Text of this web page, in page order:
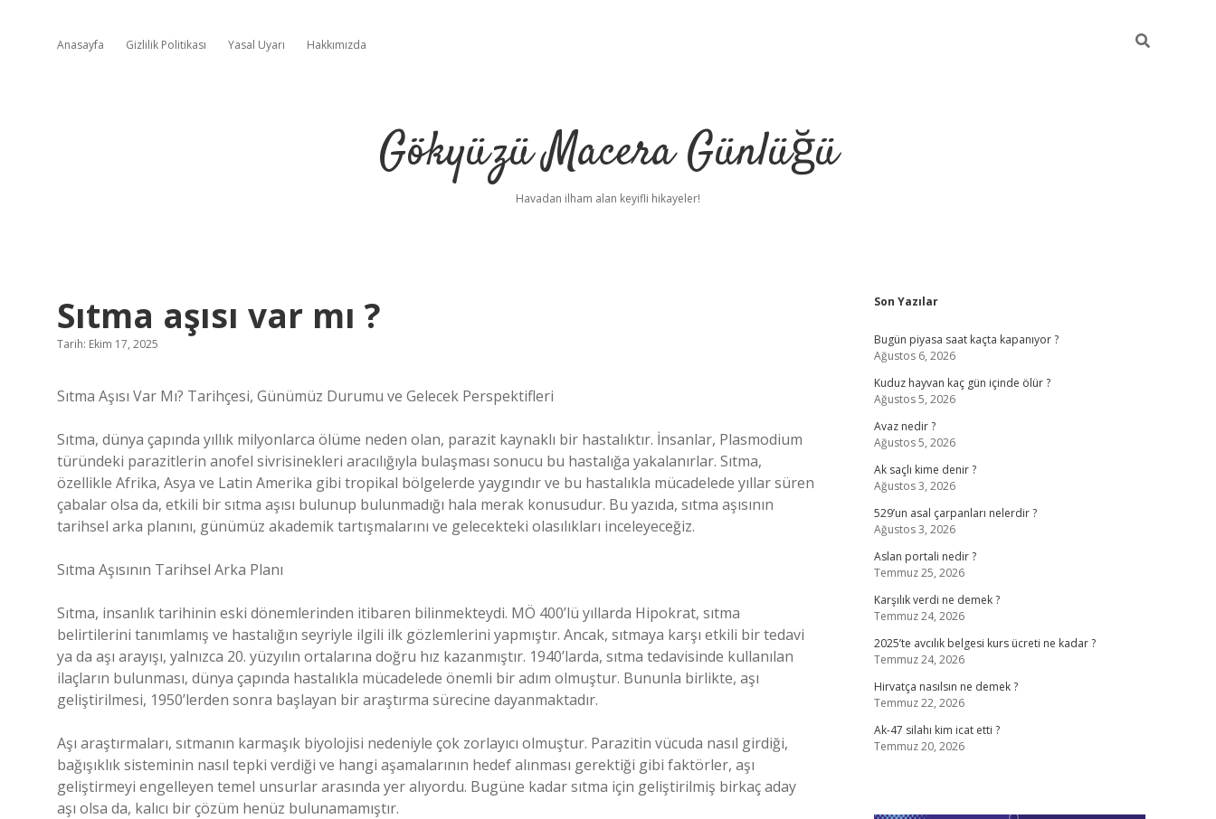
Anasayfa Gizlilik Politikası Yasal Uyarı Hakkımızda
Gökyüzü Macera Günlüğü
Havadan ilham alan keyifli hikayeler!
Sıtma aşısı var mı ?
Tarih: Ekim 17, 2025
Sıtma Aşısı Var Mı? Tarihçesi, Günümüz Durumu ve Gelecek Perspektifleri
Sıtma, dünya çapında yıllık milyonlarca ölüme neden olan, parazit kaynaklı bir hastalıktır. İnsanlar, Plasmodium
türündeki parazitlerin anofel sivrisinekleri aracılığıyla bulaşması sonucu bu hastalığa yakalanırlar. Sıtma,
özellikle Afrika, Asya ve Latin Amerika gibi tropikal bölgelerde yaygındır ve bu hastalıkla mücadelede yıllar süren
çabalar olsa da, etkili bir sıtma aşısı bulunup bulunmadığı hala merak konusudur. Bu yazıda, sıtma aşısının
tarihsel arka planını, günümüz akademik tartışmalarını ve gelecekteki olasılıkları inceleyeceğiz.
Sıtma Aşısının Tarihsel Arka Planı
Sıtma, insanlık tarihinin eski dönemlerinden itibaren bilinmekteydi. MÖ 400’lü yıllarda Hipokrat, sıtma
belirtilerini tanımlamış ve hastalığın seyriyle ilgili ilk gözlemlerini yapmıştır. Ancak, sıtmaya karşı etkili bir tedavi
ya da aşı arayışı, yalnızca 20. yüzyılın ortalarına doğru hız kazanmıştır. 1940’larda, sıtma tedavisinde kullanılan
ilaçların bulunması, dünya çapında hastalıkla mücadelede önemli bir adım olmuştur. Bununla birlikte, aşı
geliştirilmesi, 1950’lerden sonra başlayan bir araştırma sürecine dayanmaktadır.
Aşı araştırmaları, sıtmanın karmaşık biyolojisi nedeniyle çok zorlayıcı olmuştur. Parazitin vücuda nasıl girdiği,
bağışıklık sisteminin nasıl tepki verdiği ve hangi aşamalarının hedef alınması gerektiği gibi faktörler, aşı
geliştirmeyi engelleyen temel unsurlar arasında yer alıyordu. Bugüne kadar sıtma için geliştirilmiş birkaç aday
aşı olsa da, kalıcı bir çözüm henüz bulunamamıştır.
Sidebar
Son Yazılar
Bugün piyasa saat kaçta kapanıyor ?
Ağustos 6, 2026
Kuduz hayvan kaç gün içinde ölür ?
Ağustos 5, 2026
Avaz nedir ?
Ağustos 5, 2026
Ak saçlı kime denir ?
Ağustos 3, 2026
529’un asal çarpanları nelerdir ?
Ağustos 3, 2026
Aslan portali nedir ?
Temmuz 25, 2026
Karşılık verdi ne demek ?
Temmuz 24, 2026
2025’te avcılık belgesi kurs ücreti ne kadar ?
Temmuz 24, 2026
Hirvatça nasılsın ne demek ?
Temmuz 22, 2026
Ak-47 silahı kim icat etti ?
Temmuz 20, 2026